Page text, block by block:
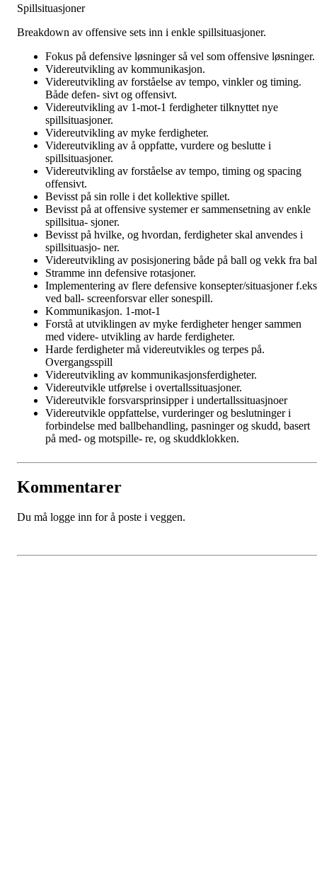
Spillsituasjoner
Breakdown av offensive sets inn i enkle spillsituasjoner.
Fokus på defensive løsninger så vel som offensive løsninger.
Videreutvikling av kommunikasjon.
Videreutvikling av forståelse av tempo, vinkler og timing.
Både defen- sivt og offensivt.
Videreutvikling av 1-mot-1 ferdigheter tilknyttet nye
spillsituasjoner.
Videreutvikling av myke ferdigheter.
Videreutvikling av å oppfatte, vurdere og beslutte i
spillsituasjoner.
Videreutvikling av forståelse av tempo, timing og spacing
offensivt.
Bevisst på sin rolle i det kollektive spillet.
Bevisst på at offensive systemer er sammensetning av enkle
spillsitua- sjoner.
Bevisst på hvilke, og hvordan, ferdigheter skal anvendes i
spillsituasjo- ner.
Videreutvikling av posisjonering både på ball og vekk fra
Stramme inn defensive rotasjoner.
Implementering av flere defensive konsepter/situasjoner
ved ball- screenforsvar eller sonespill.
Kommunikasjon. 1-mot-1
Forstå at utviklingen av myke ferdigheter henger sammen
med videre- utvikling av harde ferdigheter.
Harde ferdigheter må videreutvikles og terpes på.
Overgangsspill
Videreutvikling av kommunikasjonsferdigheter.
Videreutvikle utførelse i overtallssituasjoner.
Videreutvikle forsvarsprinsipper i undertallssituasjnoer
Videreutvikle oppfattelse, vurderinger og beslutninger i
forbindelse med ballbehandling, pasninger og skudd, basert
på med- og motspille- re, og skuddklokken.
Kommentarer
Du må logge inn for å poste i veggen.